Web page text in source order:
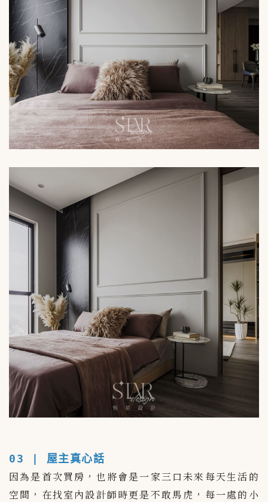
03 | 屋主真心話
因為是首次買房，也將會是一家三口未來每天生活的
空間，在找室內設計師時更是不敢馬虎，每一處的小